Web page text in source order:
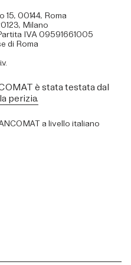
15, 00144, Roma
Milano
IVA 09591661005
di Roma
è stata testata dal
perizia.
a livello italiano